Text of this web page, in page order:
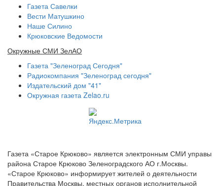
Газета Савелки
Вести Матушкино
Наше Силино
Крюковские Ведомости
Окружные СМИ ЗелАО
Газета "Зеленоград Сегодня"
Радиокомпания "Зеленоград сегодня"
Издательский дом "41"
Окружная газета Zelao.ru
Газета «Старое Крюково» является электронным СМИ управы
района Старое Крюково Зеленоградского АО г.Москвы.
«Старое Крюково» информирует жителей о деятельности
Правительства Москвы, местных органов исполнительной